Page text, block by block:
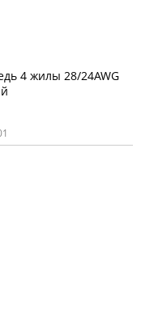
4 жилы 28/24AWG